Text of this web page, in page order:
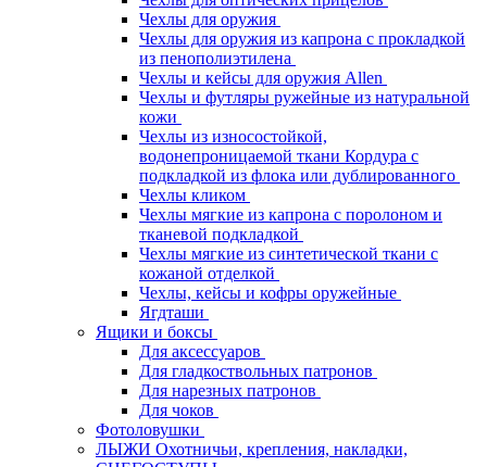
Чехлы для оружия
Чехлы для оружия из капрона с прокладкой
из пенополиэтилена
Чехлы и кейсы для оружия Allen
Чехлы и футляры ружейные из натуральной
кожи
Чехлы из износостойкой,
водонепроницаемой ткани Кордура с
подкладкой из флока или дублированного
Чехлы кликом
Чехлы мягкие из капрона с поролоном и
тканевой подкладкой
Чехлы мягкие из синтетической ткани с
кожаной отделкой
Чехлы, кейсы и кофры оружейные
Ягдташи
Ящики и боксы
Для аксессуаров
Для гладкоствольных патронов
Для нарезных патронов
Для чоков
Фотоловушки
ЛЫЖИ Охотничьи, крепления, накладки,